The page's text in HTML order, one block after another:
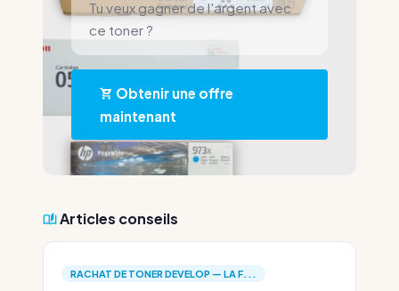
Tu veux gagner de l'argent avec
ce toner ?
Obtenir une offre
maintenant
Articles conseils
RACHAT DE TONER DEVELOP — LA F...